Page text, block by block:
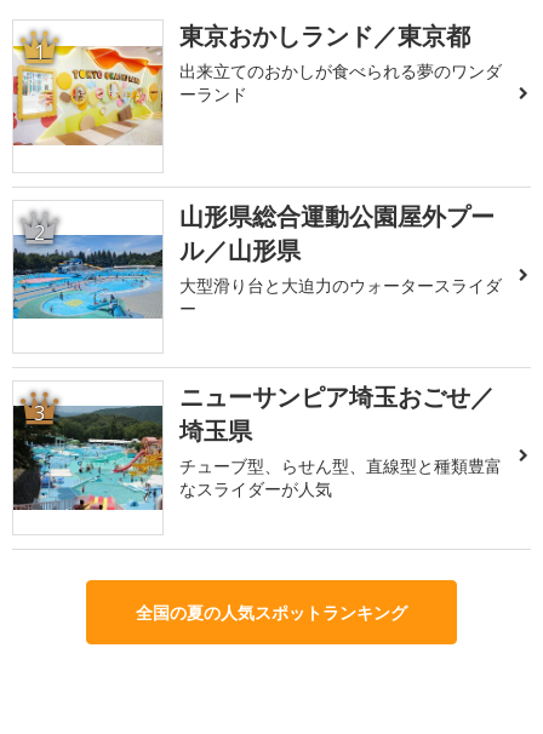
1 東京おかしランド／東京都
出来立てのおかしが食べられる夢のワンダ
ーランド
2
山形県総合運動公園屋外プー
ル／山形県
大型滑り台と大迫力のウォータースライダ
ー
3
ニューサンピア埼玉おごせ／
埼玉県
チューブ型、らせん型、直線型と種類豊富
なスライダーが人気
全国の夏の人気スポットランキング